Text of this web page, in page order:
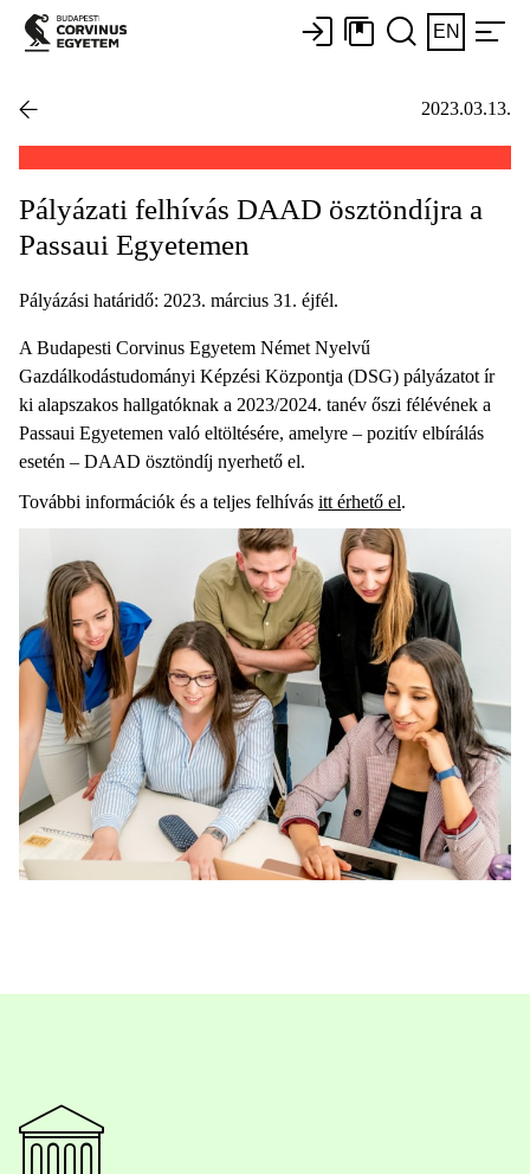
EN
2023.03.13.
Pályázati felhívás DAAD ösztöndíjra a
Passaui Egyetemen
Pályázási határidő: 2023. március 31. éjfél.
A Budapesti Corvinus Egyetem Német Nyelvű
Gazdálkodástudományi Képzési Központja (DSG) pályázatot ír
ki alapszakos hallgatóknak a 2023/2024. tanév őszi félévének a
Passaui Egyetemen való eltöltésére, amelyre – pozitív elbírálás
esetén – DAAD ösztöndíj nyerhető el.
További információk és a teljes felhívás itt érhető el.